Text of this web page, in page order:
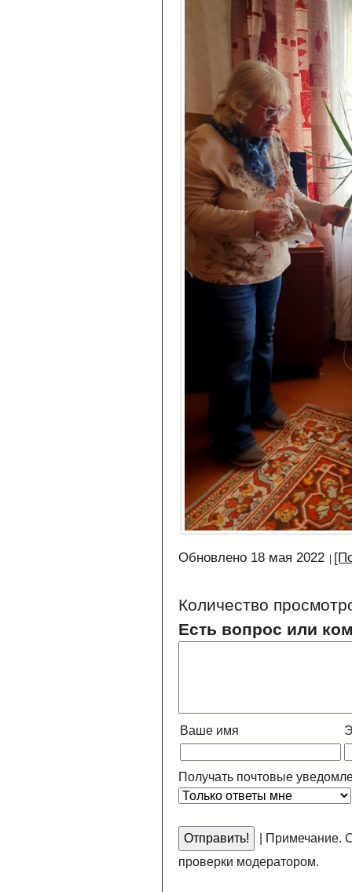
Обновлено 18 мая 2022
Количество
Есть вопрос или
Ваше имя
Получать почтовые
Примечание.
проверки модератором.